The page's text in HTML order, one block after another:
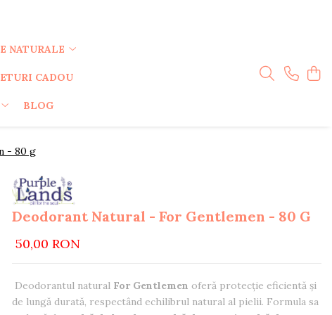
NATURALE
CADOU
BLOG
- 80 g
Deodorant Natural - For Gentlemen - 80 G
50,00 RON
Deodorantul natural For Gentlemen oferă protecție eficientă și
de lungă durată, respectând echilibrul natural al pielii. Formula sa